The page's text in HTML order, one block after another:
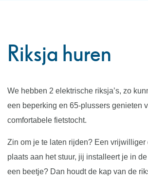
Riksja huren
We hebben 2 elektrische riksja’s, zo
een beperking en 65-plussers genieten
comfortabele fietstocht.
Zin om je te laten rijden? Een vrijwilliger
plaats aan het stuur, jij installeert je in
een beetje? Dan houdt de kap van de